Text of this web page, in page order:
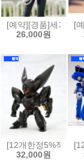
[예약][경품]세가 리
26,000원
[
[12개한정5%적립][
32,000원